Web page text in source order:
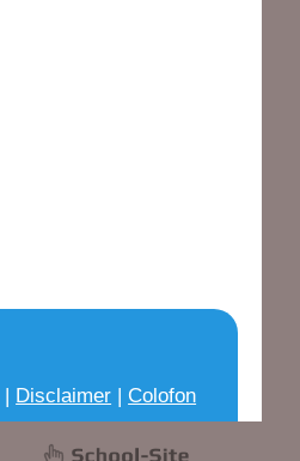
Disclaimer Colofon